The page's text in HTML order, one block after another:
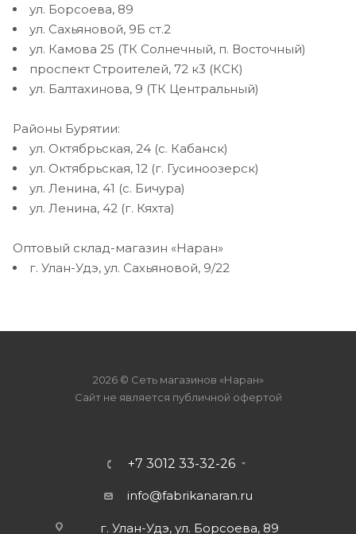
ул. Борсоева, 89
ул. Сахьяновой, 9Б ст.2
ул. Камова 25 (ТК Солнечный, п. Восточный)
проспект Строителей, 72 к3 (КСК)
ул. Балтахинова, 9 (ТК Центральный)
Районы Бурятии:
ул. Октябрьская, 24 (с. Кабанск)
ул. Октябрьская, 12 (г. Гусиноозерск)
ул. Ленина, 41 (с. Бичура)
ул. Ленина, 42 (г. Кяхта)
Оптовый склад-магазин «Наран»
г. Улан-Удэ, ул. Сахьяновой, 9/22
2026 © Сеть магазинов «Наран»
Сайт не является публичной офертой
+7 3012 33-32-26
info@fabrikanaran.ru
г. Улан-Удэ, ул. Борсоева, 89